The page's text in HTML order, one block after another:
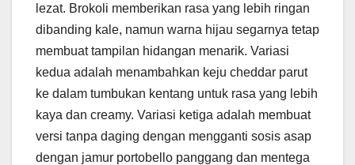
lezat. Brokoli memberikan rasa yang lebih ringan
dibanding kale, namun warna hijau segarnya tetap
membuat tampilan hidangan menarik. Variasi
kedua adalah menambahkan keju cheddar parut
ke dalam tumbukan kentang untuk rasa yang lebih
kaya dan creamy. Variasi ketiga adalah membuat
versi tanpa daging dengan mengganti sosis asap
dengan jamur portobello panggang dan mentega